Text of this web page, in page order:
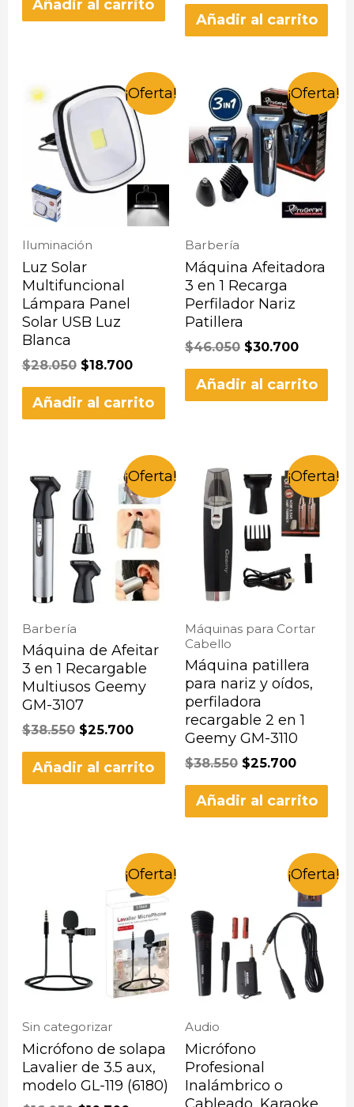
Añadir al carrito
Añadir al carrito
¡Oferta!
Iluminación
Luz Solar
Multifuncional
Lámpara Panel
Solar USB Luz
Blanca
$28.050 $18.700
Añadir al carrito
¡Oferta!
Barbería
Máquina Afeitadora
3 en 1 Recarga
Perfilador Nariz
Patillera
$46.050 $30.700
Añadir al carrito
¡Oferta!
Barbería
Máquina de Afeitar
3 en 1 Recargable
Multiusos Geemy
GM-3107
$38.550 $25.700
Añadir al carrito
¡Oferta!
Máquinas para Cortar
Cabello
Máquina patillera
para nariz y oídos,
perfiladora
recargable 2 en 1
Geemy GM-3110
$38.550 $25.700
Añadir al carrito
¡Oferta!
Sin categorizar
Micrófono de solapa
Lavalier de 3.5 aux,
modelo GL-119 (6180)
¡Oferta!
Audio
Micrófono
Profesional
Inalámbrico o